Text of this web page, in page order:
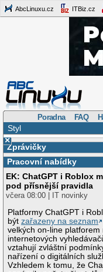
AbcLinuxu.cz ITBiz.cz
Poradna FAQ
Styl
×
Zprávičky
Pracovní nabídky
EK: ChatGPT i Roblox
pod přísnější pravidla
včera 08:00 | IT novinky
Platformy ChatGPT i
býtzařazeny na seznam
velkých on-line platforem
internetových
vztahují zvláštní
nařízení o digitálních
Vzhledem k tomu, že